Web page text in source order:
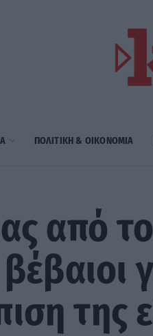
ΠΟΛΙΤΙΚΗ & ΟΙΚΟΝΟΜΙΑ
από
βέβαιοι
της